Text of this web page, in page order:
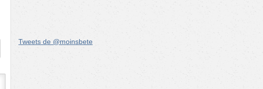
Tweets de @moinsbete